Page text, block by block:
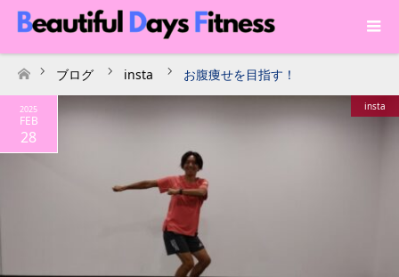
ホーム
ブログ insta お腹痩せを目指す！
2025
FEB
28
insta